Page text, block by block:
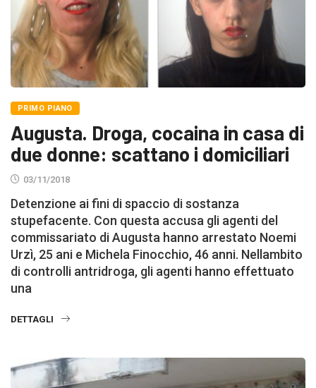
PRIMO PIANO
Augusta. Droga, cocaina in casa di
due donne: scattano i domiciliari
03/11/2018
Detenzione ai fini di spaccio di sostanza
stupefacente. Con questa accusa gli agenti del
commissariato di Augusta hanno arrestato Noemi
Urzì, 25 ani e Michela Finocchio, 46 anni. Nellambito
di controlli antridroga, gli agenti hanno effettuato
una
DETTAGLI